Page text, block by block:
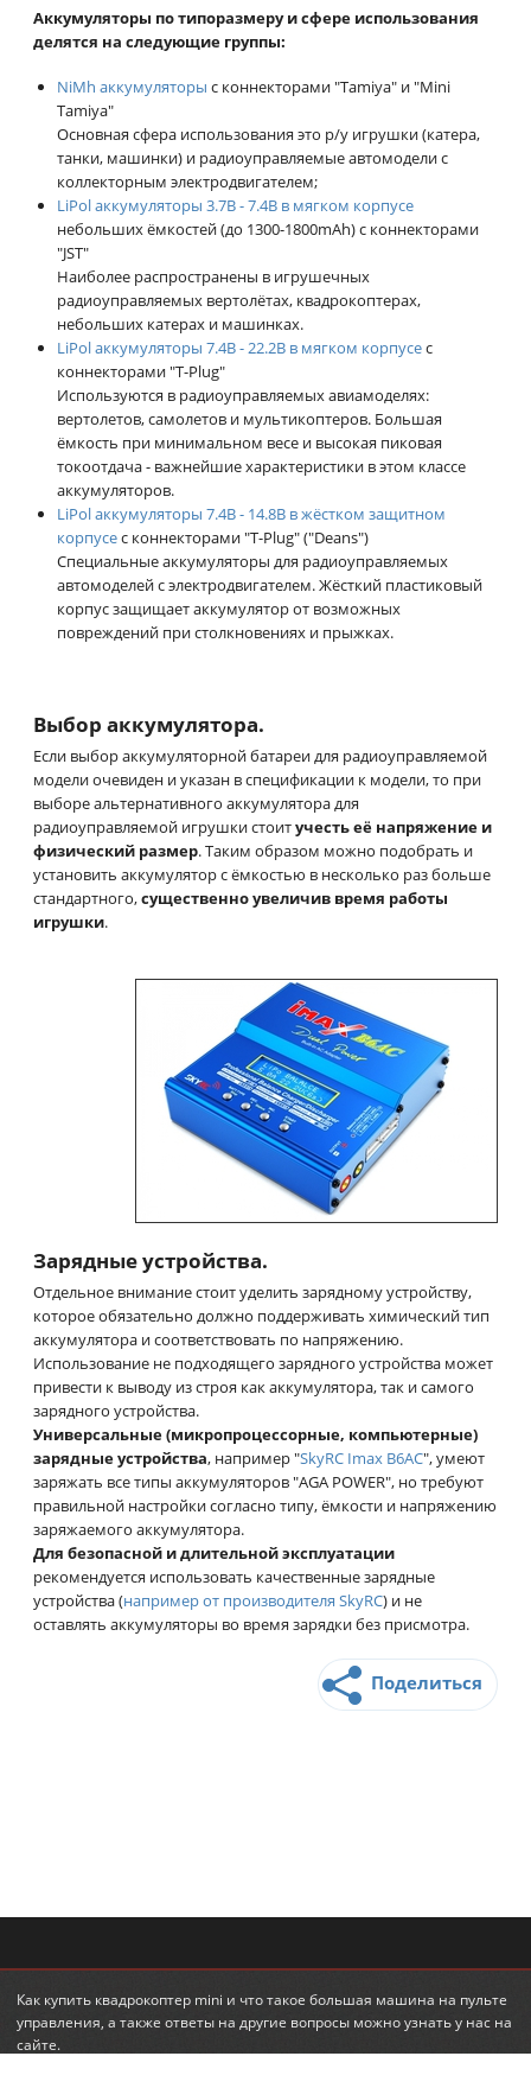
Аккумуляторы по типоразмеру и сфере использования
делятся на следующие группы:
NiMh аккумуляторы с коннекторами "Tamiya" и "Mini
Tamiya"
Основная сфера использования это р/у игрушки (катера,
танки, машинки) и радиоуправляемые автомодели с
коллекторным электродвигателем;
LiPol аккумуляторы 3.7В - 7.4В в мягком корпусе
небольших ёмкостей (до 1300-1800mAh) с коннекторами
"JST"
Наиболее распространены в игрушечных
радиоуправляемых вертолётах, квадрокоптерах,
небольших катерах и машинках.
LiPol аккумуляторы 7.4В - 22.2В в мягком корпусес
коннекторами "T-Plug"
Используются в радиоуправляемых авиамоделях:
вертолетов, самолетов и мультикоптеров. Большая
ёмкость при минимальном весе и высокая пиковая
токоотдача - важнейшие характеристики в этом классе
аккумуляторов.
LiPol аккумуляторы 7.4В - 14.8В в жёстком защитном
корпусес коннекторами "T-Plug" ("Deans")
Специальные аккумуляторы для радиоуправляемых
автомоделей с электродвигателем. Жёсткий пластиковый
корпус защищает аккумулятор от возможных
повреждений при столкновениях и прыжках.
Выбор аккумулятора.
Если выбор аккумуляторной батареи для радиоуправляемой
модели очевиден и указан в спецификации к модели, то при
выборе альтернативного аккумулятора для
радиоуправляемой игрушки стоитучесть её напряжение и
физический размер. Таким образом можно подобрать и
установить аккумулятор с ёмкостью в несколько раз больше
стандартного,существенно увеличив время работы
игрушки.
Зарядные устройства.
Отдельное внимание стоит уделить зарядному устройству,
которое обязательно должно поддерживать химический тип
аккумулятора и соответствовать по напряжению.
Использование не подходящего зарядного устройства может
привести к выводу из строя как аккумулятора, так и самого
зарядного устройства.
Универсальные (микропроцессорные, компьютерные)
зарядные устройства, например "SkyRC Imax B6AC", умеют
заряжать все типы аккумуляторов "AGA POWER", но требуют
правильной настройки согласно типу, ёмкости и напряжению
заряжаемого аккумулятора.
Для безопасной и длительной эксплуатации
рекомендуется использовать качественные зарядные
устройства (например от производителя SkyRC) и не
оставлять аккумуляторы во время зарядки без присмотра.
Поделиться
Как купить квадрокоптер mini и что такое большая машина на пульте
управления, а также ответы на другие вопросы можно узнать у нас на
сайте.